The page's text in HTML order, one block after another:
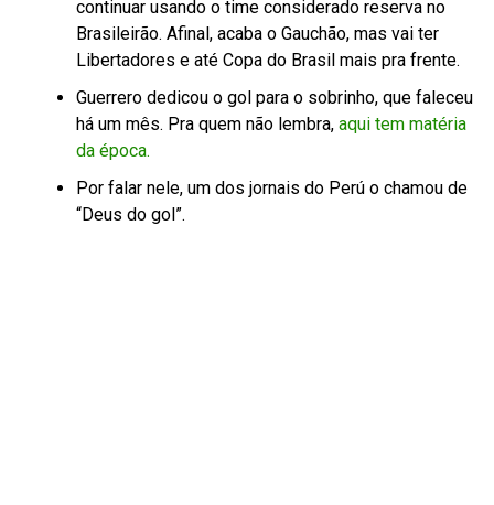
continuar usando o time considerado reserva no
Brasileirão. Afinal, acaba o Gauchão, mas vai ter
Libertadores e até Copa do Brasil mais pra frente.
Guerrero dedicou o gol para o sobrinho, que faleceu
há um mês. Pra quem não lembra, aqui tem matéria
da época.
Por falar nele, um dos jornais do Perú o chamou de
“Deus do gol”.